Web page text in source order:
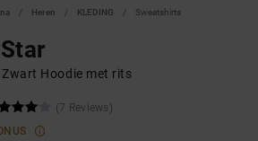
Heren KLEDING Sweatshirts
Zwart Hoodie met rits
(7 Reviews)